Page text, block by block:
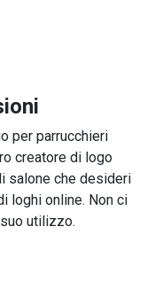
per parrucchieri
creatore di logo
salone che desideri
loghi online. Non ci
utilizzo.